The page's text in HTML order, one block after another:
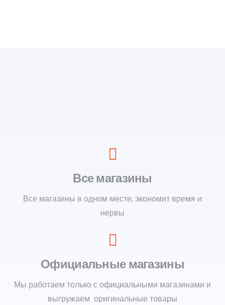
Все магазины
Все магазины в одном месте, экономит время и
нервы
Официальные магазины
Мы работаем только с официальными магазинами и
выгружаем оригинальные товары